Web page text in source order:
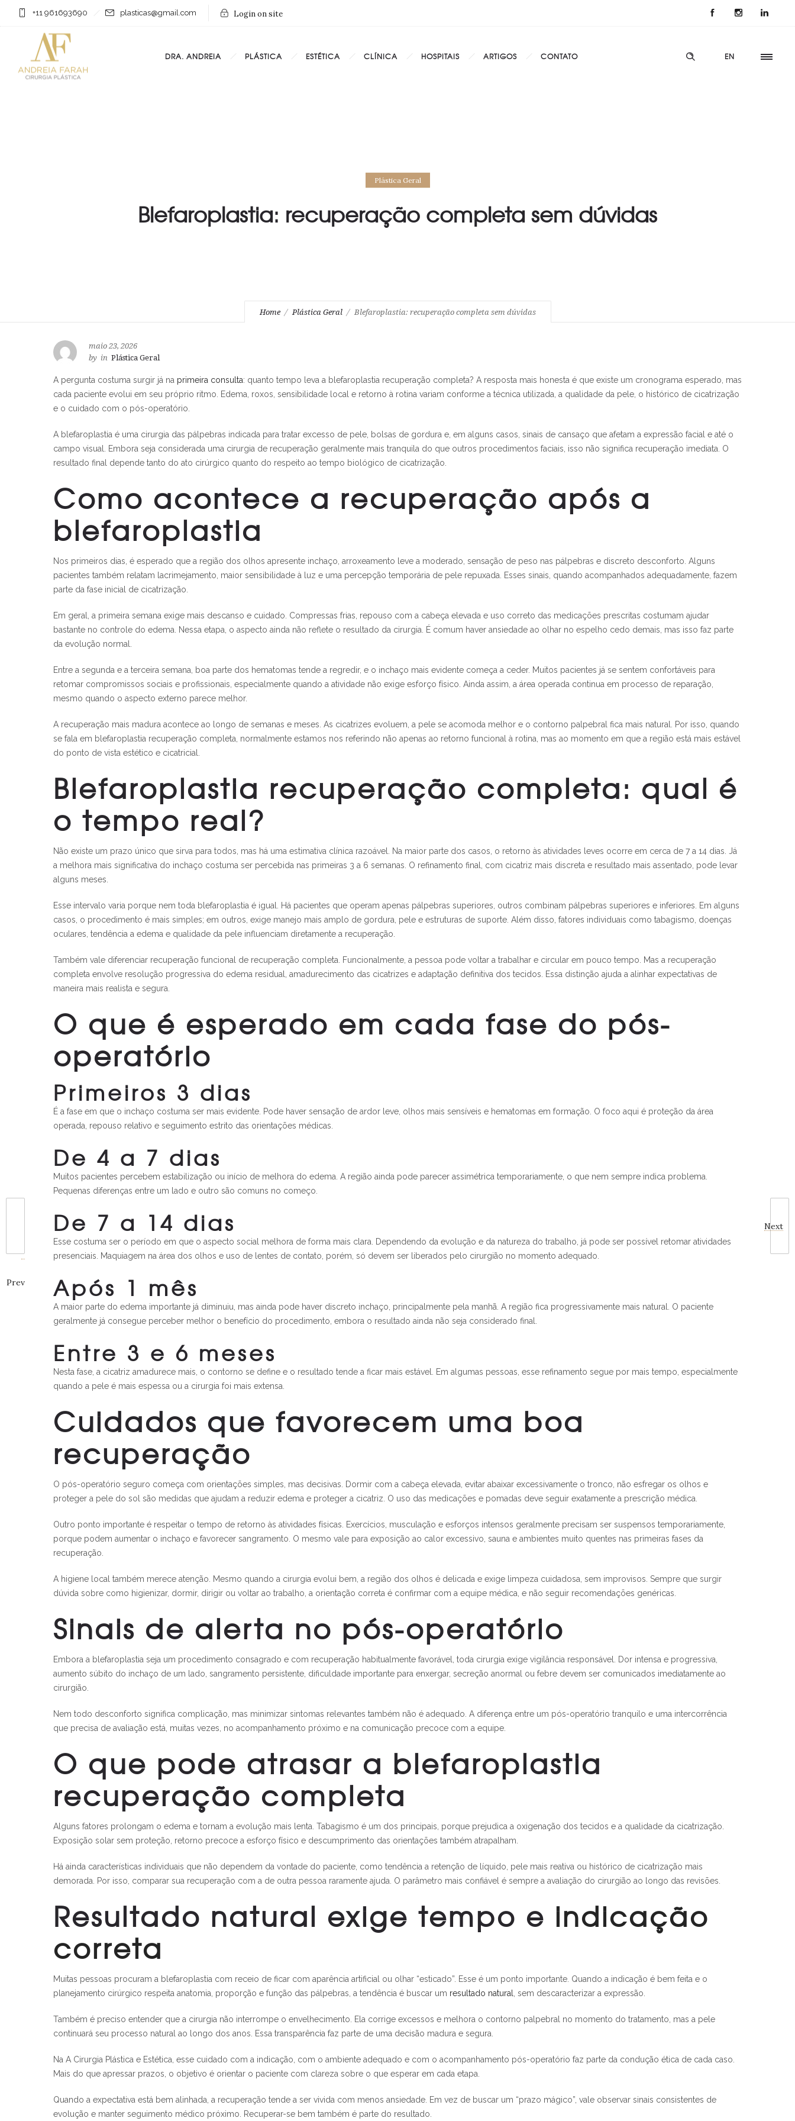
+11 961693690 plasticas@gmail.com Login on site
EN
DRA. ANDREIA PLÁSTICA ESTÉTICA CLÍNICA HOSPITAIS ARTIGOS CONTATO
Plástica Geral
Blefaroplastia: recuperação completa sem dúvidas
Home Plástica Geral Blefaroplastia: recuperação completa sem dúvidas
Prev
Next
maio 23, 2026
by in Plástica Geral
A pergunta costuma surgir já na primeira consulta: quanto tempo leva a blefaroplastia recuperação completa? A resposta mais honesta é que existe um cronograma esperado, mas
cada paciente evolui em seu próprio ritmo. Edema, roxos, sensibilidade local e retorno à rotina variam conforme a técnica utilizada, a qualidade da pele, o histórico de cicatrização
e o cuidado com o pós-operatório.
A blefaroplastia é uma cirurgia das pálpebras indicada para tratar excesso de pele, bolsas de gordura e, em alguns casos, sinais de cansaço que afetam a expressão facial e até o
campo visual. Embora seja considerada uma cirurgia de recuperação geralmente mais tranquila do que outros procedimentos faciais, isso não significa recuperação imediata. O
resultado final depende tanto do ato cirúrgico quanto do respeito ao tempo biológico de cicatrização.
Como acontece a recuperação após a
blefaroplastia
Nos primeiros dias, é esperado que a região dos olhos apresente inchaço, arroxeamento leve a moderado, sensação de peso nas pálpebras e discreto desconforto. Alguns
pacientes também relatam lacrimejamento, maior sensibilidade à luz e uma percepção temporária de pele repuxada. Esses sinais, quando acompanhados adequadamente, fazem
parte da fase inicial de cicatrização.
Em geral, a primeira semana exige mais descanso e cuidado. Compressas frias, repouso com a cabeça elevada e uso correto das medicações prescritas costumam ajudar
bastante no controle do edema. Nessa etapa, o aspecto ainda não reflete o resultado da cirurgia. É comum haver ansiedade ao olhar no espelho cedo demais, mas isso faz parte
da evolução normal.
Entre a segunda e a terceira semana, boa parte dos hematomas tende a regredir, e o inchaço mais evidente começa a ceder. Muitos pacientes já se sentem confortáveis para
retomar compromissos sociais e profissionais, especialmente quando a atividade não exige esforço físico. Ainda assim, a área operada continua em processo de reparação,
mesmo quando o aspecto externo parece melhor.
A recuperação mais madura acontece ao longo de semanas e meses. As cicatrizes evoluem, a pele se acomoda melhor e o contorno palpebral fica mais natural. Por isso, quando
se fala em blefaroplastia recuperação completa, normalmente estamos nos referindo não apenas ao retorno funcional à rotina, mas ao momento em que a região está mais estável
do ponto de vista estético e cicatricial.
Blefaroplastia recuperação completa: qual é
o tempo real?
Não existe um prazo único que sirva para todos, mas há uma estimativa clínica razoável. Na maior parte dos casos, o retorno às atividades leves ocorre em cerca de 7 a 14 dias. Já
a melhora mais significativa do inchaço costuma ser percebida nas primeiras 3 a 6 semanas. O refinamento final, com cicatriz mais discreta e resultado mais assentado, pode levar
alguns meses.
Esse intervalo varia porque nem toda blefaroplastia é igual. Há pacientes que operam apenas pálpebras superiores, outros combinam pálpebras superiores e inferiores. Em alguns
casos, o procedimento é mais simples; em outros, exige manejo mais amplo de gordura, pele e estruturas de suporte. Além disso, fatores individuais como tabagismo, doenças
oculares, tendência a edema e qualidade da pele influenciam diretamente a recuperação.
Também vale diferenciar recuperação funcional de recuperação completa. Funcionalmente, a pessoa pode voltar a trabalhar e circular em pouco tempo. Mas a recuperação
completa envolve resolução progressiva do edema residual, amadurecimento das cicatrizes e adaptação definitiva dos tecidos. Essa distinção ajuda a alinhar expectativas de
maneira mais realista e segura.
O que é esperado em cada fase do pós-
operatório
Primeiros 3 dias
É a fase em que o inchaço costuma ser mais evidente. Pode haver sensação de ardor leve, olhos mais sensíveis e hematomas em formação. O foco aqui é proteção da área
operada, repouso relativo e seguimento estrito das orientações médicas.
De 4 a 7 dias
Muitos pacientes percebem estabilização ou início de melhora do edema. A região ainda pode parecer assimétrica temporariamente, o que nem sempre indica problema.
Pequenas diferenças entre um lado e outro são comuns no começo.
De 7 a 14 dias
Esse costuma ser o período em que o aspecto social melhora de forma mais clara. Dependendo da evolução e da natureza do trabalho, já pode ser possível retomar atividades
presenciais. Maquiagem na área dos olhos e uso de lentes de contato, porém, só devem ser liberados pelo cirurgião no momento adequado.
Após 1 mês
A maior parte do edema importante já diminuiu, mas ainda pode haver discreto inchaço, principalmente pela manhã. A região fica progressivamente mais natural. O paciente
geralmente já consegue perceber melhor o benefício do procedimento, embora o resultado ainda não seja considerado final.
Entre 3 e 6 meses
Nesta fase, a cicatriz amadurece mais, o contorno se define e o resultado tende a ficar mais estável. Em algumas pessoas, esse refinamento segue por mais tempo, especialmente
quando a pele é mais espessa ou a cirurgia foi mais extensa.
Cuidados que favorecem uma boa
recuperação
O pós-operatório seguro começa com orientações simples, mas decisivas. Dormir com a cabeça elevada, evitar abaixar excessivamente o tronco, não esfregar os olhos e
proteger a pele do sol são medidas que ajudam a reduzir edema e proteger a cicatriz. O uso das medicações e pomadas deve seguir exatamente a prescrição médica.
Outro ponto importante é respeitar o tempo de retorno às atividades físicas. Exercícios, musculação e esforços intensos geralmente precisam ser suspensos temporariamente,
porque podem aumentar o inchaço e favorecer sangramento. O mesmo vale para exposição ao calor excessivo, sauna e ambientes muito quentes nas primeiras fases da
recuperação.
A higiene local também merece atenção. Mesmo quando a cirurgia evolui bem, a região dos olhos é delicada e exige limpeza cuidadosa, sem improvisos. Sempre que surgir
dúvida sobre como higienizar, dormir, dirigir ou voltar ao trabalho, a orientação correta é confirmar com a equipe médica, e não seguir recomendações genéricas.
Sinais de alerta no pós-operatório
Embora a blefaroplastia seja um procedimento consagrado e com recuperação habitualmente favorável, toda cirurgia exige vigilância responsável. Dor intensa e progressiva,
aumento súbito do inchaço de um lado, sangramento persistente, dificuldade importante para enxergar, secreção anormal ou febre devem ser comunicados imediatamente ao
cirurgião.
Nem todo desconforto significa complicação, mas minimizar sintomas relevantes também não é adequado. A diferença entre um pós-operatório tranquilo e uma intercorrência
que precisa de avaliação está, muitas vezes, no acompanhamento próximo e na comunicação precoce com a equipe.
O que pode atrasar a blefaroplastia
recuperação completa
Alguns fatores prolongam o edema e tornam a evolução mais lenta. Tabagismo é um dos principais, porque prejudica a oxigenação dos tecidos e a qualidade da cicatrização.
Exposição solar sem proteção, retorno precoce a esforço físico e descumprimento das orientações também atrapalham.
Há ainda características individuais que não dependem da vontade do paciente, como tendência a retenção de líquido, pele mais reativa ou histórico de cicatrização mais
demorada. Por isso, comparar sua recuperação com a de outra pessoa raramente ajuda. O parâmetro mais confiável é sempre a avaliação do cirurgião ao longo das revisões.
Resultado natural exige tempo e indicação
correta
Muitas pessoas procuram a blefaroplastia com receio de ficar com aparência artificial ou olhar “esticado”. Esse é um ponto importante. Quando a indicação é bem feita e o
planejamento cirúrgico respeita anatomia, proporção e função das pálpebras, a tendência é buscar um resultado natural , sem descaracterizar a expressão.
Também é preciso entender que a cirurgia não interrompe o envelhecimento. Ela corrige excessos e melhora o contorno palpebral no momento do tratamento, mas a pele
continuará seu processo natural ao longo dos anos. Essa transparência faz parte de uma decisão madura e segura.
Na A Cirurgia Plástica e Estética, esse cuidado com a indicação, com o ambiente adequado e com o acompanhamento pós-operatório faz parte da condução ética de cada caso.
Mais do que apressar prazos, o objetivo é orientar o paciente com clareza sobre o que esperar em cada etapa.
Quando a expectativa está bem alinhada, a recuperação tende a ser vivida com menos ansiedade. Em vez de buscar um “prazo mágico”, vale observar sinais consistentes de
evolução e manter seguimento médico próximo. Recuperar-se bem também é parte do resultado.